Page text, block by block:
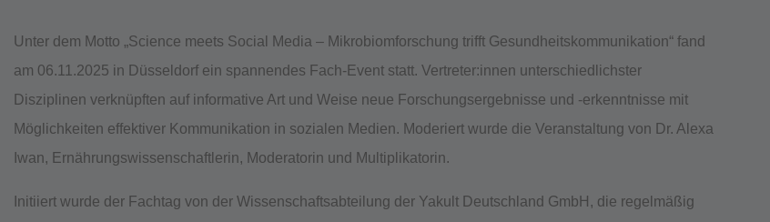
Unter dem Motto „Science meets Social Media – Mikrobiomforschung trifft Gesundheitskommunikation“ fand
am 06.11.2025 in Düsseldorf ein spannendes Fach-Event statt. Vertreter:innen unterschiedlichster
Disziplinen verknüpften auf informative Art und Weise neue Forschungsergebnisse und -erkenntnisse mit
Möglichkeiten effektiver Kommunikation in sozialen Medien. Moderiert wurde die Veranstaltung von Dr. Alexa
Iwan, Ernährungswissenschaftlerin, Moderatorin und Multiplikatorin.
Initiiert wurde der Fachtag von der Wissenschaftsabteilung der Yakult Deutschland GmbH, die regelmäßig